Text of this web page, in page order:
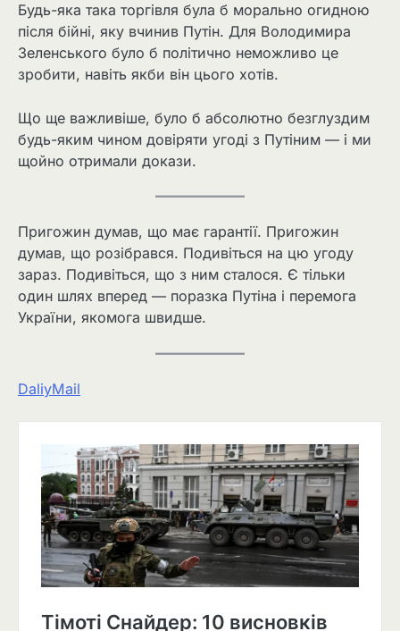
Будь-яка така торгівля була б морально огидною
після бійні, яку вчинив Путін. Для Володимира
Зеленського було б політично неможливо це
зробити, навіть якби він цього хотів.
Що ще важливіше, було б абсолютно безглуздим
будь-яким чином довіряти угоді з Путіним — і ми
щойно отримали докази.
Пригожин думав, що має гарантії. Пригожин
думав, що розібрався. Подивіться на цю угоду
зараз. Подивіться, що з ним сталося. Є тільки
один шлях вперед — поразка Путіна і перемога
України, якомога швидше.
DaliyMail